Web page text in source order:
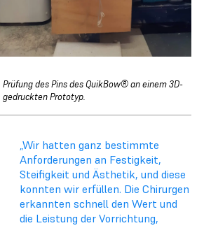
Prüfung des Pins des QuikBow® an einem 3D-
gedruckten Prototyp.
„Wir hatten ganz bestimmte
Anforderungen an Festigkeit,
Steifigkeit und Ästhetik, und diese
konnten wir erfüllen. Die Chirurgen
erkannten schnell den Wert und
die Leistung der Vorrichtung,